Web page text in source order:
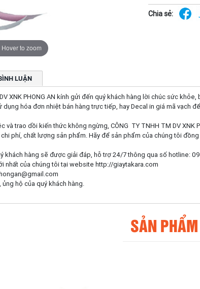
Hover to zoom
Chia sẻ:
LUẬN
XNK PHONG AN kính gửi đến quý khách hàng lời chúc sức khỏe,
dụng hóa đơn nhiệt bán hàng trực tiếp, hay Decal in giá mã vạch
và trao dồi kiến thức không ngừng, CÔNG TY TNHH TM DV
phí, chất lượng sản phẩm. Hãy để sản phẩm của chúng tôi
khách hàng sẽ được giải đáp, hỗ trợ 24/7 thông qua số hotline:
nhất của chúng tôi tại website http://giaytakara.com
hộ của quý khách hàng.
SẢN